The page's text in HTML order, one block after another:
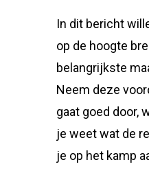
In dit bericht
op de hoogte
belangrijkste
Neem deze
gaat goed door,
je weet wat de
je op het kamp